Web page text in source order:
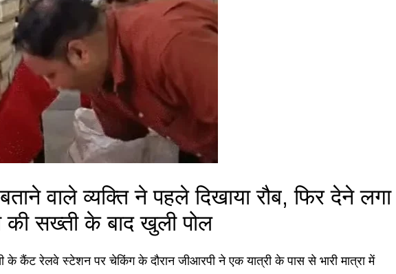
वाले व्यक्ति ने पहले दिखाया रौब, फिर देने लगा
सख्ती के बाद खुली पोल
के कैंट रेलवे स्टेशन पर चेकिंग के दौरान जीआरपी ने एक यात्री के पास से भारी मात्रा में